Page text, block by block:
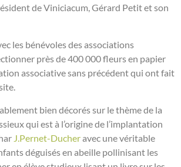
de Viniciacum, Gérard Petit et son
les bénévoles desassociations
près de400 000 fleurs en papier
associative sans précédent qui ont fait
bien décorés sur le thème de la
qui est à l’origine de l’implantation
J.Pernet-Ducheravec une véritable
déguisés en abeille pollinisant les